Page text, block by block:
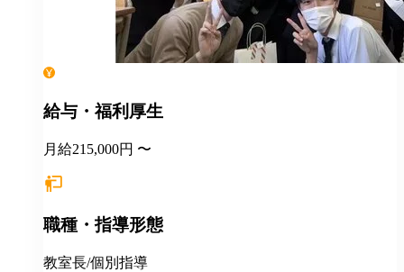
給与・福利厚生
月給215,000円 〜
職種・指導形態
教室長/個別指導